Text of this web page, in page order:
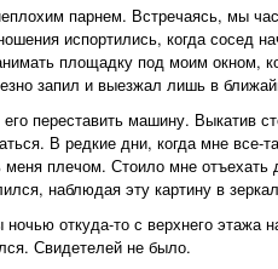
парнем. Встречаясь, мы
испортились, когда сосед
площадку под моим окном,
запил и выезжал лишь в
переставить машину. Выкатив
В редкие дни, когда мне
плечом. Стоило мне
наблюдая эту картину в
откуда-то с верхнего
Свидетелей не было.